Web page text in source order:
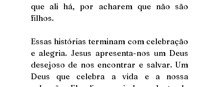
que ali há, por acharem que não são
filhos.
Essas histórias terminam com celebração
e alegria. Jesus apresenta-nos um Deus
desejoso de nos encontrar e salvar. Um
Deus que celebra a vida e a nossa